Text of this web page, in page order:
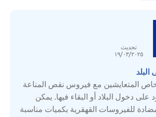
تحديث
١٩/٠٣/٢٠٢٥
المتعايشين مع فيروس نقص المناعة
على دخول البلاد أو البقاء فيها. يمكن
للفيروسات القهقرية بكميات مناسبة